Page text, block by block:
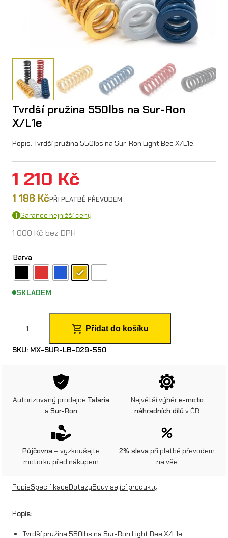
Tvrdší pružina 550lbs na Sur-Ron
X/L1e
Popis: Tvrdší pružina 550lbs na Sur-Ron Light Bee X/L1e.
1 210 Kč
1 186 KčPŘI PLATBĚ PŘEVODEM
Garance nejnižší ceny
1 000 Kč bez DPH
Barva
SKLADEM
n
Přidat do košíku
SKU: MX-SUR-LB-029-550
Autorizovaný prodejce Talaria
a Sur-Ron
Největší výběre-moto
náhradních dílů v ČR
Půjčovna – vyzkoušejte
motorku před nákupem
2% sleva při platbě převodem
na vše
PopisSpecifikaceDotazySouvisející produkty
Popis:
Tvrdší pružina 550lbs na Sur-Ron Light Bee X/L1e.